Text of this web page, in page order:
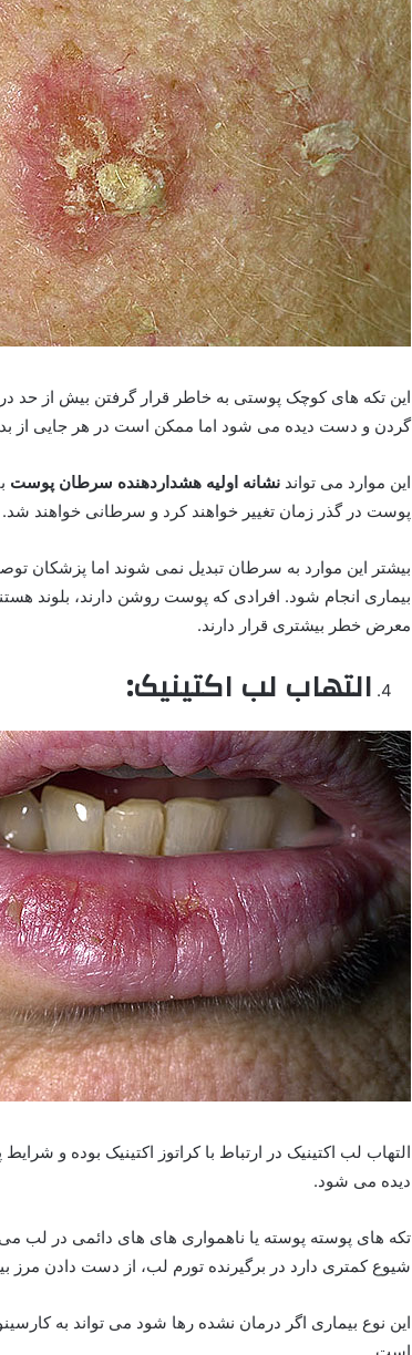
این تکه های کوچک پوستی به خاطر قرار گرفتن بیش از حد
گردن و دست دیده می شود اما ممکن است در هر جایی از
این موارد می تواندنشانه اولیه هشداردهنده سرطان پوست
پوست در گذر زمان تغییر خواهند کرد و سرطانی خواهند شد.
بیشتر این موارد به سرطان تبدیل نمی شوند اما پزشکان
بیماری انجام شود. افرادی که پوست روشن دارند، بلوند
معرض خطر بیشتری قرار دارند.
التهاب لب اکتینیک:
التهاب لب اکتینیک در ارتباط با کراتوز اکتینیک بوده و
دیده می شود.
تکه های پوسته پوسته یا ناهمواری های های دائمی در لب
شیوع کمتری دارد در برگیرنده تورم لب، از دست دادن
این نوع بیماری اگر درمان نشده رها شود می تواند به
است.